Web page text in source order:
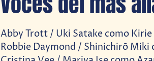
Abby Trott / Uki Satake como Kirie
Robbie Daymond / Shinichirō Miki